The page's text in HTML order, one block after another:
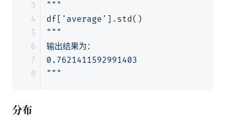
"""
df [ 'average' ] . std()
"""
分布